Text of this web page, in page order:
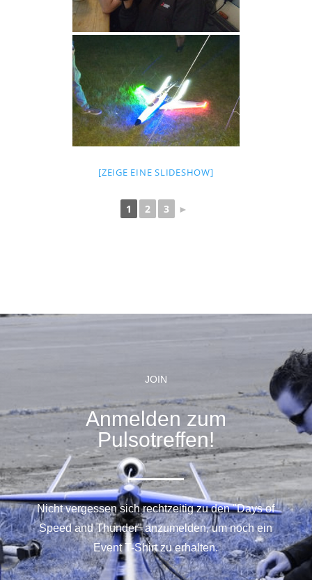
[ZEIGE EINE SLIDESHOW]
1 2 3 ►
JOIN
Anmelden zum
Pulsotreffen!
Nicht vergessen sich rechtzeitig zu den "Days of
Speed and Thunder" anzumelden, um noch ein
Event T-Shirt zu erhalten.